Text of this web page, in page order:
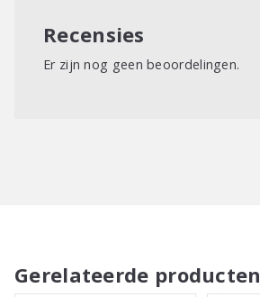
Recensies
Er zijn nog geen beoordelingen.
Gerelateerde producten